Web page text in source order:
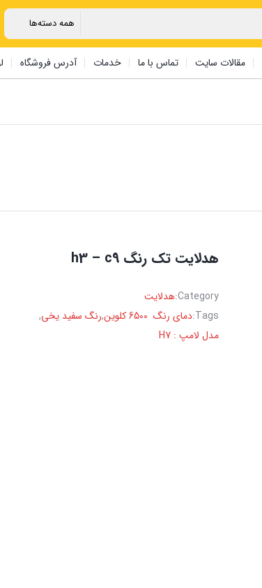
مقالات سایت تماس با ما خدمات آدرس فروشگاه
هدلایت تک رنگ h3 – c9
Category:هدلایت
Tags: دمای رنگ 6500 کلوین ,رنگ سفید یخی,
مدل لامپ : H7